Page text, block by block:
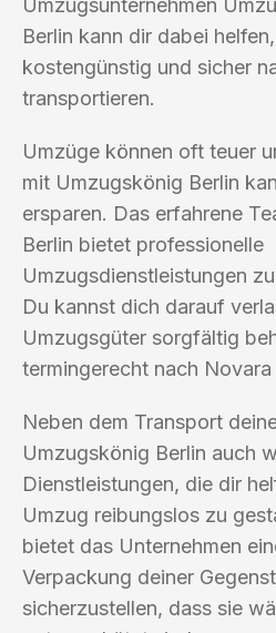
Umzugsunternehmen
Berlin kann dir dabei
kostengünstig und sicher
transportieren.
Umzüge können oft teuer
mit Umzugskönig Berlin
ersparen. Das erfahrene
Berlin bietet professionelle
Umzugsdienstleistungen
Du kannst dich darauf
Umzugsgüter sorgfältig
termingerecht nach
Neben dem Transport
Umzugskönig Berlin auch
Dienstleistungen, die dir
Umzug reibungslos zu
bietet das Unternehmen
Verpackung deiner
sicherzustellen, dass sie